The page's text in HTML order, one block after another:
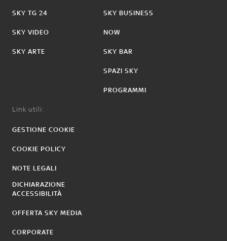
SKY TG 24
SKY VIDEO
SKY ARTE
SKY BUSINESS
NOW
SKY BAR
SPAZI SKY
PROGRAMMI
Link utili:
GESTIONE COOKIE
COOKIE POLICY
NOTE LEGALI
DICHIARAZIONE
ACCESSIBILITÀ
OFFERTA SKY MEDIA
CORPORATE